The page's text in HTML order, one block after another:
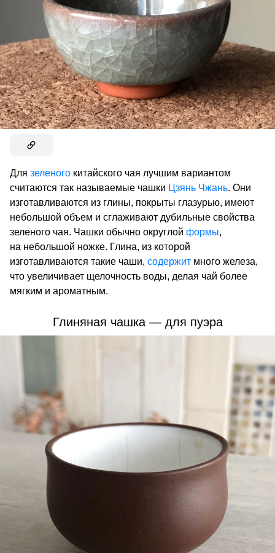
Для зеленого китайского чая лучшим вариантом
считаются так называемые чашки Цзянь Чжань. Они
изготавливаются из глины, покрыты глазурью, имеют
небольшой объем и сглаживают дубильные свойства
зеленого чая. Чашки обычно округлой формы,
на небольшой ножке. Глина, из которой
изготавливаются такие чаши, содержит много железа,
что увеличивает щелочность воды, делая чай более
мягким и ароматным.
Глиняная чашка — для пуэра